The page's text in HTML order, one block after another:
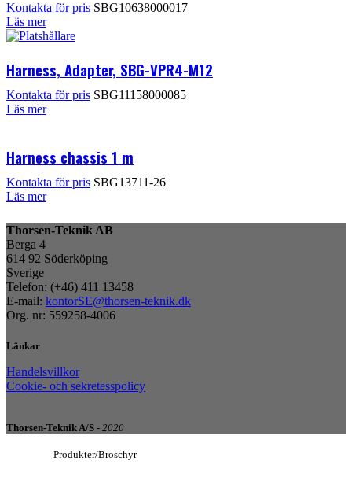
SBG10638000017
Läs mer
Harness, Adapter, SBG-VPR4-M12
SBG11158000085
Läs mer
Harness chassis 1 m
SBG13711-26
Läs mer
Thorsen-Teknik AB
Berga 4
614 92 Söderköping
Sverige
Telefon: (+46) 411 13458
E-mail: kontorSE@thorsen-teknik.dk
Org. nr: 559258-4006
Länkar
Handelsvillkor
Cookie- och sekretesspolicy
Thorsen-Teknik A/S - 2020
Produkter/Broschyr